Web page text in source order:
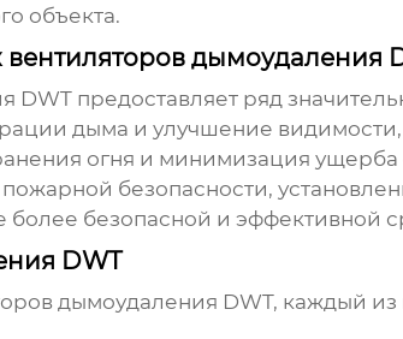
объекта.
дымоудаления
DWTпредоставляет ряд
дыма и улучшение
огня и минимизация ущерба
безопасности,
безопасной и эффективной
DWT
дымоудаления DWT, каждый из